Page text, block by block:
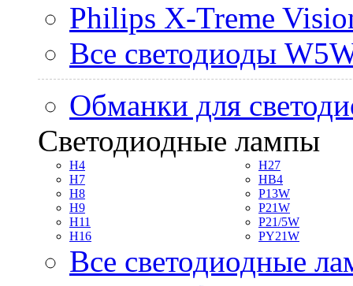
Philips X-Treme
Все светодиоды
Обманки для
Светодиодные лампы
H4
H7
H8
H9
H11
H16
H27
HB4
P13W
P21W
P21/5W
PY21W
Все светодиодные